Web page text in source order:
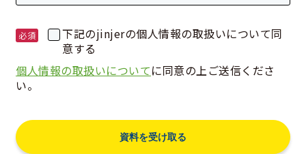
下記のjinjerの個人情報の取扱いについて同
意する
個人情報の取扱いについてに同意の上ご送信くださ
い。